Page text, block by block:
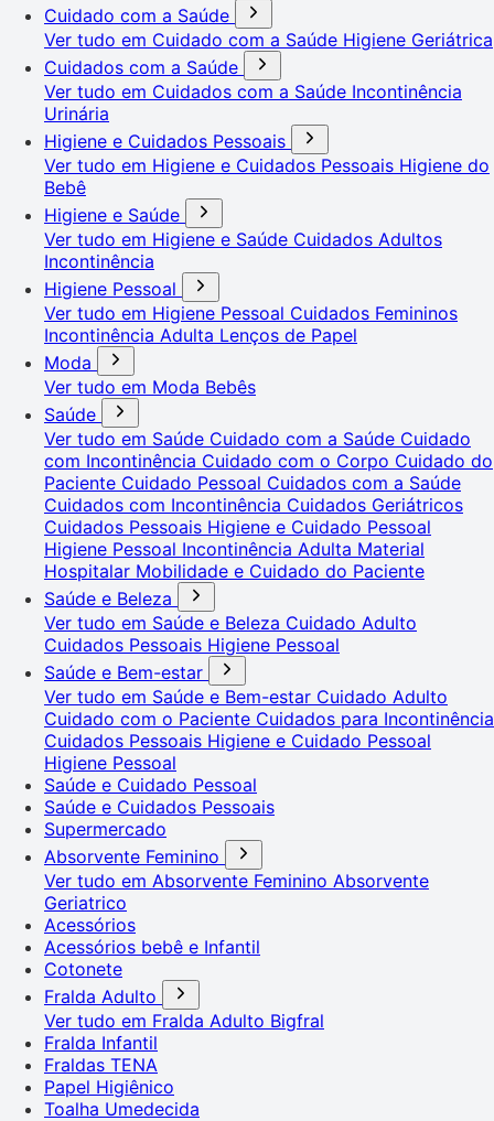
Cuidado com a Saúde
Ver tudo em Cuidado com a Saúde Higiene Geriátrica
Cuidados com a Saúde
Ver tudo em Cuidados com a Saúde Incontinência
Urinária
Higiene e Cuidados Pessoais
Ver tudo em Higiene e Cuidados Pessoais Higiene do
Bebê
Higiene e Saúde
Ver tudo em Higiene e Saúde Cuidados Adultos
Incontinência
Higiene Pessoal
Ver tudo em Higiene Pessoal Cuidados Femininos
Incontinência Adulta Lenços de Papel
Moda
Ver tudo em Moda Bebês
Saúde
Ver tudo em Saúde Cuidado com a Saúde Cuidado
com Incontinência Cuidado com o Corpo Cuidado do
Paciente Cuidado Pessoal Cuidados com a Saúde
Cuidados com Incontinência Cuidados Geriátricos
Cuidados Pessoais Higiene e Cuidado Pessoal
Higiene Pessoal Incontinência Adulta Material
Hospitalar Mobilidade e Cuidado do Paciente
Saúde e Beleza
Ver tudo em Saúde e Beleza Cuidado Adulto
Cuidados Pessoais Higiene Pessoal
Saúde e Bem-estar
Ver tudo em Saúde e Bem-estar Cuidado Adulto
Cuidado com o Paciente Cuidados para Incontinência
Cuidados Pessoais Higiene e Cuidado Pessoal
Higiene Pessoal
Saúde e Cuidado Pessoal
Saúde e Cuidados Pessoais
Supermercado
Absorvente Feminino
Ver tudo em Absorvente Feminino Absorvente
Geriatrico
Acessórios
Acessórios bebê e Infantil
Cotonete
Fralda Adulto
Ver tudo em Fralda Adulto Bigfral
Fralda Infantil
Fraldas TENA
Papel Higiênico
Toalha Umedecida